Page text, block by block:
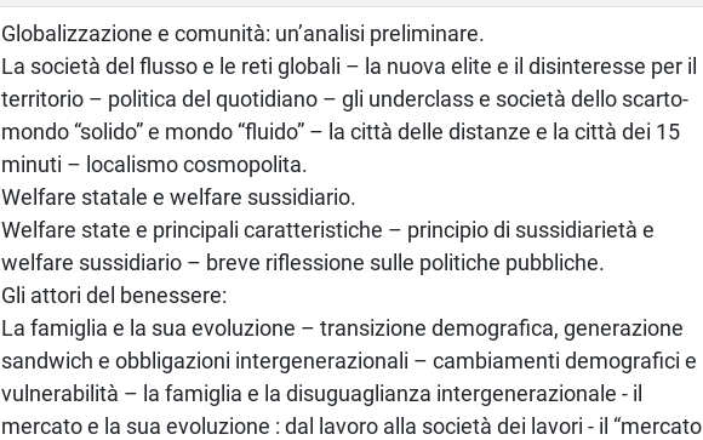
Globalizzazione e comunità: un’analisi preliminare.
La società del flusso e le reti globali – la nuova elite e il disinteresse per il
territorio – politica del quotidiano – gli underclass e società dello scarto-
mondo “solido” e mondo “fluido” – la città delle distanze e la città dei 15
minuti – localismo cosmopolita.
Welfare statale e welfare sussidiario.
Welfare state e principali caratteristiche – principio di sussidiarietà e
welfare sussidiario – breve riflessione sulle politiche pubbliche.
Gli attori del benessere:
La famiglia e la sua evoluzione – transizione demografica, generazione
sandwich e obbligazioni intergenerazionali – cambiamenti demografici e
vulnerabilità – la famiglia e la disuguaglianza intergenerazionale - il
mercato e la sua evoluzione : dal lavoro alla società dei lavori - il “mercato